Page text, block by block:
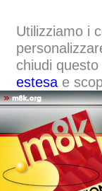
Utilizziamo i
chiudi
estesae